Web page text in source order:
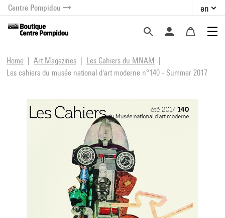
menu
content
Centre Pompidou en
Home Art Magazines
Les Cahiers du MNAM
Les cahiers du musée national d'art moderne n°140 - Summer 2017